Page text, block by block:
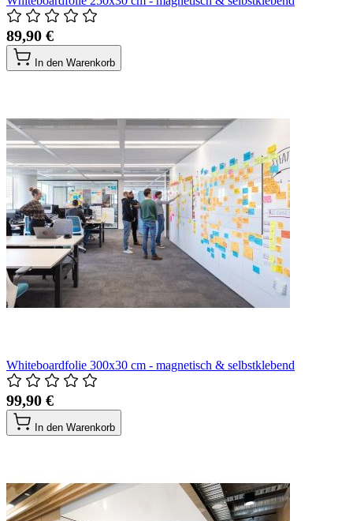
89,90 €
In den Warenkorb
Whiteboardfolie 300x30 cm - magnetisch & selbstklebend
99,90 €
In den Warenkorb